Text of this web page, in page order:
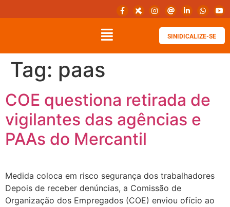
SINIDICALIZE-SE
Tag: paas
COE questiona retirada de
vigilantes das agências e
PAAs do Mercantil
Medida coloca em risco segurança dos trabalhadores
Depois de receber denúncias, a Comissão de
Organização dos Empregados (COE) enviou ofício ao